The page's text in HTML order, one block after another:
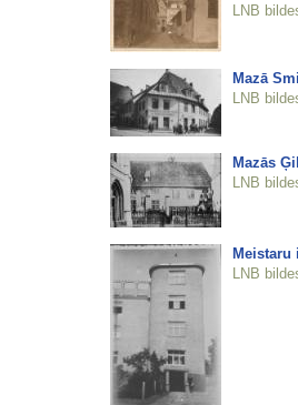
LNB
Mazā
LNB
Mazās
LNB
Meistaru
LNB